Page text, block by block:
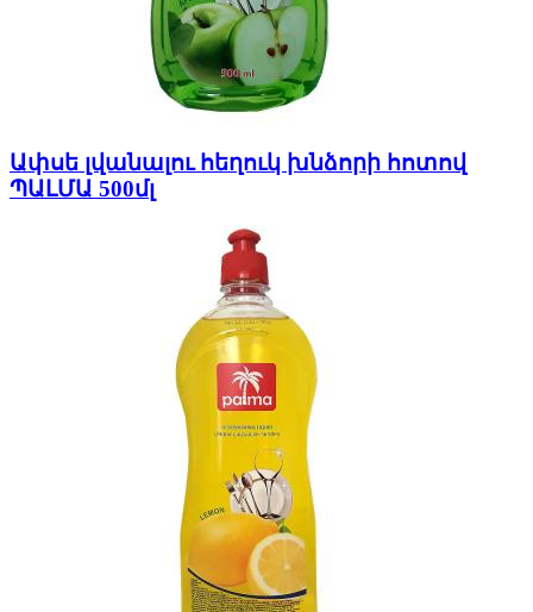
Ափսե լվանալու հեղուկ խնձորի հոտով
ՊԱԼՄԱ 500մլ